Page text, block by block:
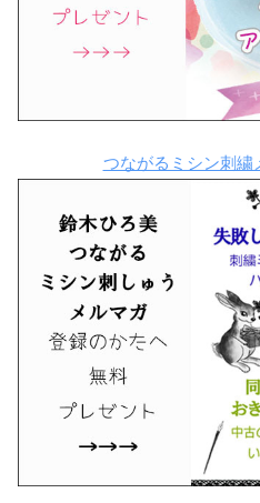
つながるミシン刺繍